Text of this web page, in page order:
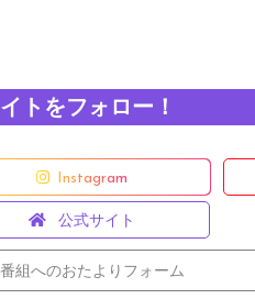
トをフォロー！
Instagram
公式サイト
番組へのおたよりフォーム